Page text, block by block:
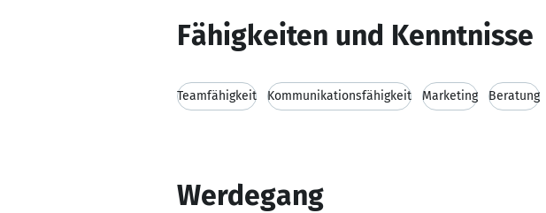
Fähigkeiten und Kenntnisse
Teamfähigkeit Kommunikationsfähigkeit Marketing Beratung
Werdegang